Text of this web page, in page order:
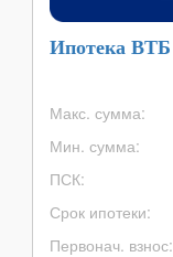
Ипотека ВТБ
Макс. сумма:
Мин. сумма:
ПСК:
Срок ипотеки:
Первонач. взнос: